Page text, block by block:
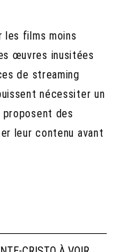
films moins
œuvres inusitées
de streaming
nécessiter un
proposent des
leur contenu avant